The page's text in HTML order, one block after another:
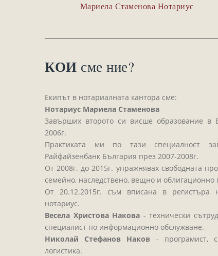
Мариела Стаменова Нотариус
КОИ сме ние?
Екипът в нотариалната кантора сме:
Нотариус Мариела Стаменова
Завърших второто си висше образование в
2006г.
Практиката ми по тази специалност
Райфайзенбанк България през 2007-2008г.
От 2008г. до 2015г. упражнявах свободната
семейно, наследствено, вещно и облигационно
От 20.12.2015г. съм вписана в регистъра
нотариус.
Весела Христова Накова - технически
специалист по информационно обслужване.
Николай Стефанов Наков - програмист,
логистика.